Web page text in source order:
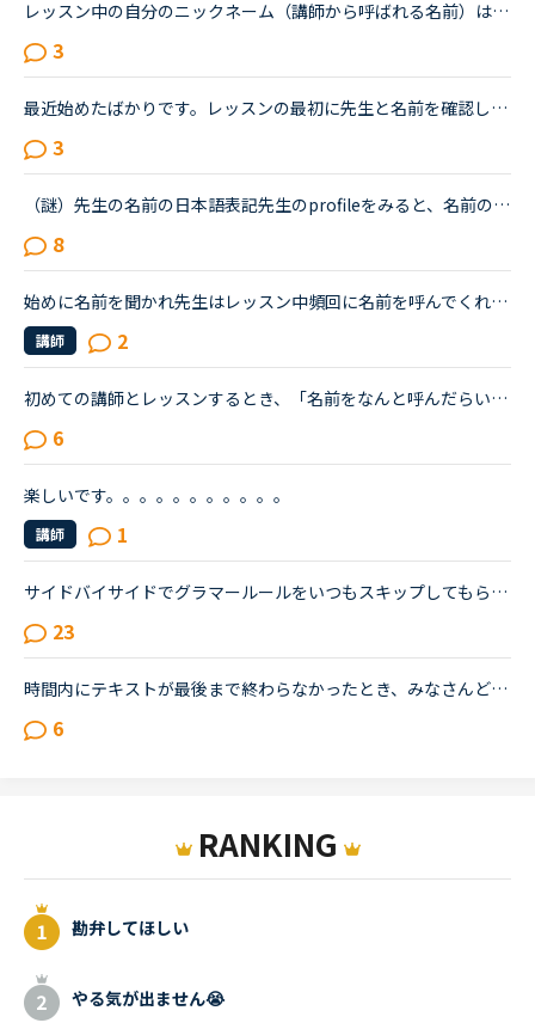
レッスン中の自分のニックネーム（講師から呼ばれる名前）はどのようにされていますか？私は自分の名前そのままにしているのですが「難しくてうまく発音できなくてごめんね」と謝られてしまい、こちらの方こそ申...
3
最近始めたばかりです。レッスンの最初に先生と名前を確認し合いますが、先生の名前を会話中に呼んだことはありません。もっと呼ぶべきでしょうか。みなさんは先生の名前をレッスンの中でどのくらい呼んでいますか？
3
（謎）先生の名前の日本語表記先生のprofileをみると、名前の横にカタカナ表記があります。例 Jhane ジヘーンこれが結構な割合で間違えているように思います。例に書いた 「Jhane」は、「ジヘーン」ではなく...
8
始めに名前を聞かれ先生はレッスン中頻回に名前を呼んでくれますが、私は緊張していて一度も先生の名前を呼ばず終わることもあります。最近それは失礼かなと思ったりするのですが皆さんどうされていますか？
講師 2
初めての講師とレッスンするとき、「名前をなんと呼んだらいいか」と必ず確認されますよね。あれって、時間の無駄だと思うのですが、みなさんはどうですか？自分のプロフィールや過去のデータに記録しておいても...
6
楽しいです。。。。。。。。。。。
講師 1
サイドバイサイドでグラマールールをいつもスキップしてもらいます。最初のうちは全部言われるがままやってましたが、英語で説明されてもちんぷんかんぷん。。とまでは言わなくても、やっぱりわかりにくいです、...
23
時間内にテキストが最後まで終わらなかったとき、みなさんどうされてますか？次の違う先生とやりますか？それとも同じ先生の授業を連続でとりますか？私は同じ先生の授業を連続でとりたいなと思うのですが、最後...
6
RANKING
勘弁してほしい
やる気が出ません😭